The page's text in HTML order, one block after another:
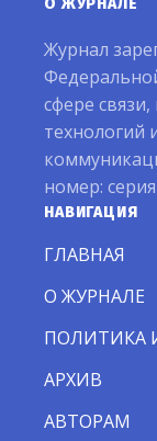
О ЖУРНАЛЕ
Журнал
сфере
технологий
номер:
НАВИГАЦИЯ
ГЛАВНАЯ
О ЖУРНАЛЕ
ПОЛИТИКА
АРХИВ
АВТОРАМ